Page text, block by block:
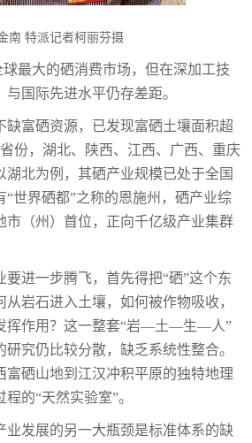
南 特派记者柯丽芬摄
球最大的硒消费市场，但在深加工技
国际先进水平仍存差距。
富硒资源，已发现富硒土壤面积超
份，湖北、陕西、江西、广西、重庆
湖北为例，其硒产业规模已处于全国
世界硒都”之称的恩施州，硒产业综
市（州）首位，正向千亿级产业集群
进一步腾飞，首先得把“硒”这个东
岩石进入土壤，如何被作物吸收，
挥作用？这一整套“岩—土—生—人”
究仍比较分散，缺乏系统性整合。
富硒山地到江汉冲积平原的独特地理
的“天然实验室”。
发展的另一大瓶颈是标准体系的缺